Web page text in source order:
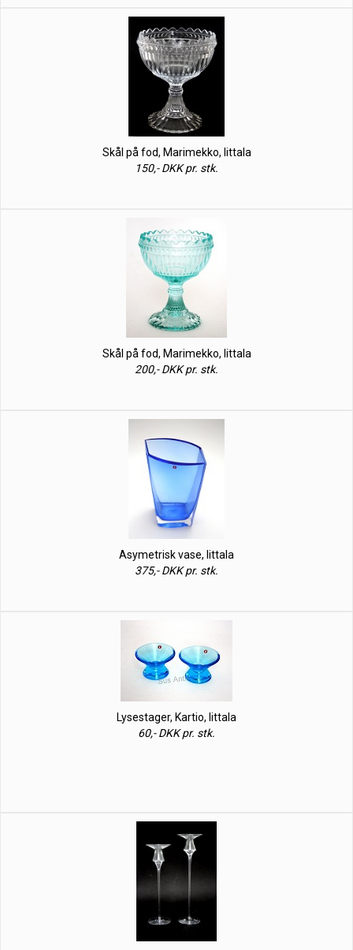
Skål på fod, Marimekko, Iittala
150,- DKK pr. stk.
Skål på fod, Marimekko, Iittala
200,- DKK pr. stk.
Asymetrisk vase, Iittala
375,- DKK pr. stk.
Lysestager, Kartio, Iittala
60,- DKK pr. stk.